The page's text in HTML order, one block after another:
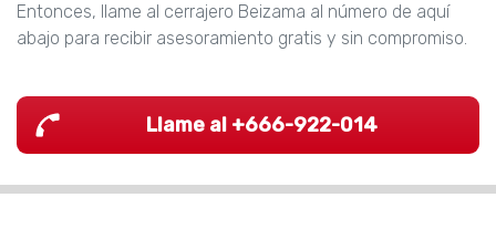
Entonces, llame al cerrajero Beizama al número de aquí
abajo para recibir asesoramiento gratis y sin compromiso.
Llame al +666-922-014